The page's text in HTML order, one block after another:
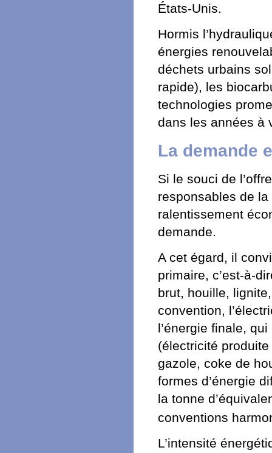
États-Unis.
Hormis
énergies
déchets urbains
rapide), les
technologies
dans les années à
La demande
Si le souci de
responsables de
ralentissement
demande.
A cet égard, il
primaire, c’est-à-
brut, houille,
convention,
l’énergie finale,
(électricité
gazole, coke de
formes d’énergie
la tonne
conventions
L’intensité